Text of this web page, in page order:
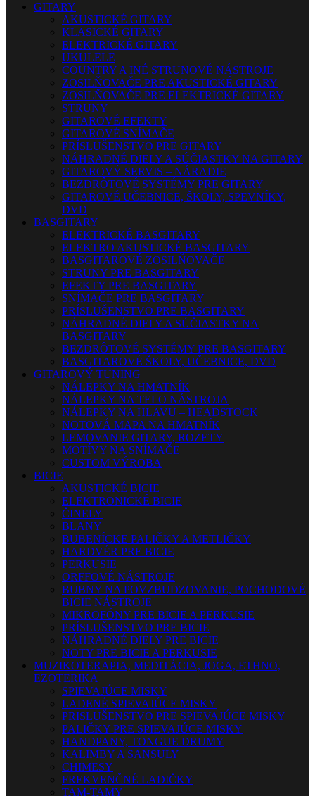
GITARY
AKUSTICKÉ GITARY
KLASICKÉ GITARY
ELEKTRICKÉ GITARY
UKULELE
COUNTRY A INÉ STRUNOVÉ NÁSTROJE
ZOSILŇOVAČE PRE AKUSTICKÉ GITARY
ZOSILŇOVAČE PRE ELEKTRICKÉ GITARY
STRUNY
GITAROVÉ EFEKTY
GITAROVÉ SNÍMAČE
PRÍSLUŠENSTVO PRE GITARY
NÁHRADNÉ DIELY A SÚČIASTKY NA GITARY
GITAROVÝ SERVIS – NÁRADIE
BEZDRÔTOVÉ SYSTÉMY PRE GITARY
GITAROVÉ UČEBNICE, ŠKOLY, SPEVNÍKY,
DVD
BASGITARY
ELEKTRICKÉ BASGITARY
ELEKTRO AKUSTICKÉ BASGITARY
BASGITAROVÉ ZOSILŇOVAČE
STRUNY PRE BASGITARY
EFEKTY PRE BASGITARY
SNÍMAČE PRE BASGITARY
PRÍSLUŠENSTVO PRE BASGITARY
NÁHRADNÉ DIELY A SÚČIASTKY NA
BASGITARY
BEZDRÔTOVÉ SYSTÉMY PRE BASGITARY
BASGITAROVÉ ŠKOLY, UČEBNICE, DVD
GITAROVÝ TUNING
NÁLEPKY NA HMATNÍK
NÁLEPKY NA TELO NÁSTROJA
NÁLEPKY NA HLAVU – HEADSTOCK
NOTOVÁ MAPA NA HMATNÍK
LEMOVANIE GITARY, ROZETY
MOTÍVY NA SNÍMAČE
CUSTOM VÝROBA
BICIE
AKUSTICKÉ BICIE
ELEKTRONICKÉ BICIE
ČINELY
BLANY
BUBENÍCKE PALIČKY A METLIČKY
HARDVÉR PRE BICIE
PERKUSIE
ORFFOVÉ NÁSTROJE
BUBNY NA POVZBUDZOVANIE, POCHODOVÉ
BICIE NÁSTROJE
MIKROFÓNY PRE BICIE A PERKUSIE
PRÍSLUŠENSTVO PRE BICIE
NÁHRADNÉ DIELY PRE BICIE
NOTY PRE BICIE A PERKUSIE
MUZIKOTERAPIA, MEDITÁCIA, JOGA, ETHNO,
EZOTERIKA
SPIEVAJÚCE MISKY
LADENÉ SPIEVAJÚCE MISKY
PRISLUŠENSTVO PRE SPIEVAJÚCE MISKY
PALIČKY PRE SPIEVAJÚCE MISKY
HANDPANY, TONGUE DRUMY
KALIMBY A SANSULY
CHIMESY
FREKVENČNÉ LADIČKY
TAM-TAMY